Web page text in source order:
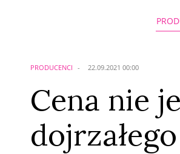
PRODUCENCI 22.09.2021 00:00
Cena nie